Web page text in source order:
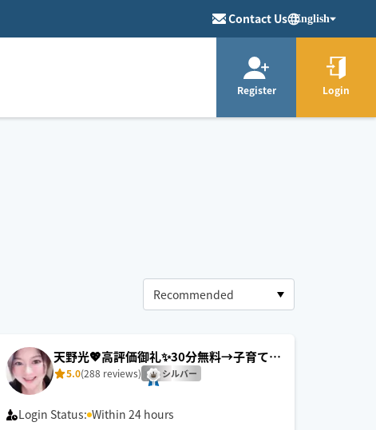
Contact Us English
Register Login
天野光💖高評価御礼✨30分無料→子育て応
援＆京都駅付近💕
5.0(288 reviews) シルバー
Login Status: Within 24 hours